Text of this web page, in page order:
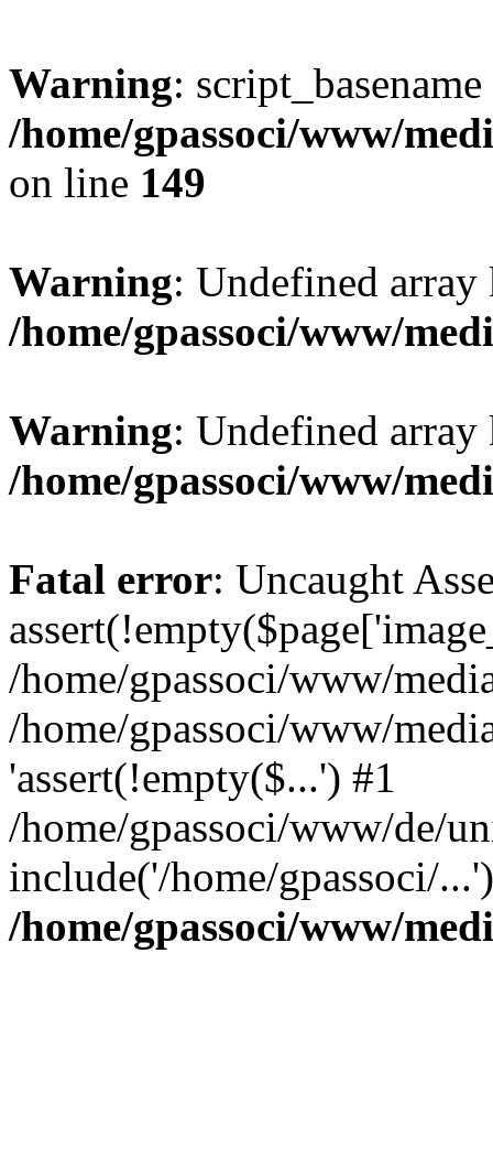
Warning:
/home/gpassoci/www/
on line 149
Warning: Undefined
/home/gpassoci/www/
Warning: Undefined
/home/gpassoci/www/
Fatal error: Uncaught
/home/gpassoci/www/
/home/gpassoci/www/
'assert(!empty($...') #1
/home/gpassoci/www/de/
include('/home/gpassoci/
/home/gpassoci/www/